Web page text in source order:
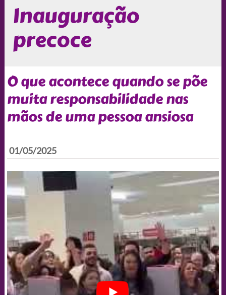
Inauguração
precoce
O que acontece quando se põe
muita responsabilidade nas
mãos de uma pessoa ansiosa
01/05/2025